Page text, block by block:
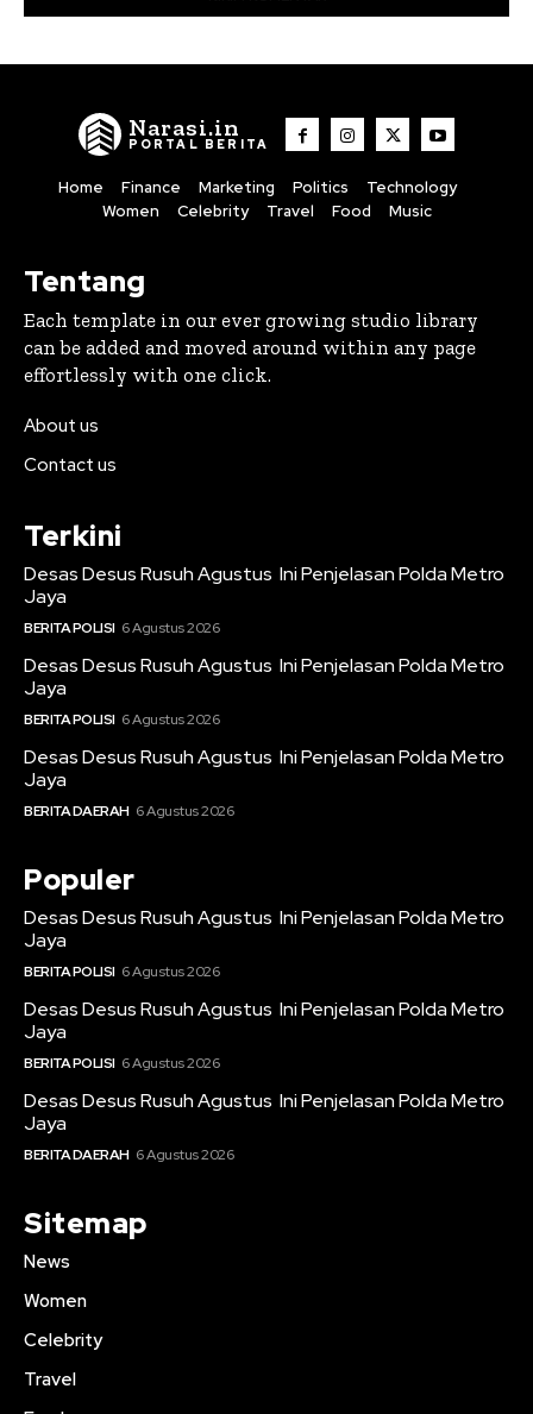
Narasi.in
PORTAL BERITA
Home Finance Marketing Politics
Technology
Women
Celebrity Travel Food Music
Tentang
Each template in our ever growing studio library
can be added and moved around within any page
effortlessly with one click.
About us
Contact us
Terkini
Desas Desus Rusuh Agustus Ini Penjelasan Polda Metro
Jaya
BERITA POLISI 6 Agustus 2026
Desas Desus Rusuh Agustus Ini Penjelasan Polda Metro
Jaya
BERITA POLISI 6 Agustus 2026
Desas Desus Rusuh Agustus Ini Penjelasan Polda Metro
Jaya
BERITA DAERAH 6 Agustus 2026
Populer
Desas Desus Rusuh Agustus Ini Penjelasan Polda Metro
Jaya
BERITA POLISI 6 Agustus 2026
Desas Desus Rusuh Agustus Ini Penjelasan Polda Metro
Jaya
BERITA POLISI 6 Agustus 2026
Desas Desus Rusuh Agustus Ini Penjelasan Polda Metro
Jaya
BERITA DAERAH 6 Agustus 2026
Sitemap
News
Women
Celebrity
Travel